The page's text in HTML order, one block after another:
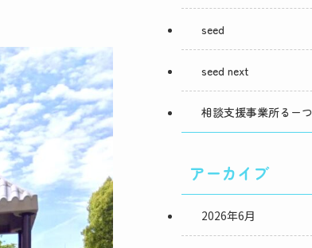
seed
seed next
相談支援事業所るーつ
アーカイブ
2026年6月